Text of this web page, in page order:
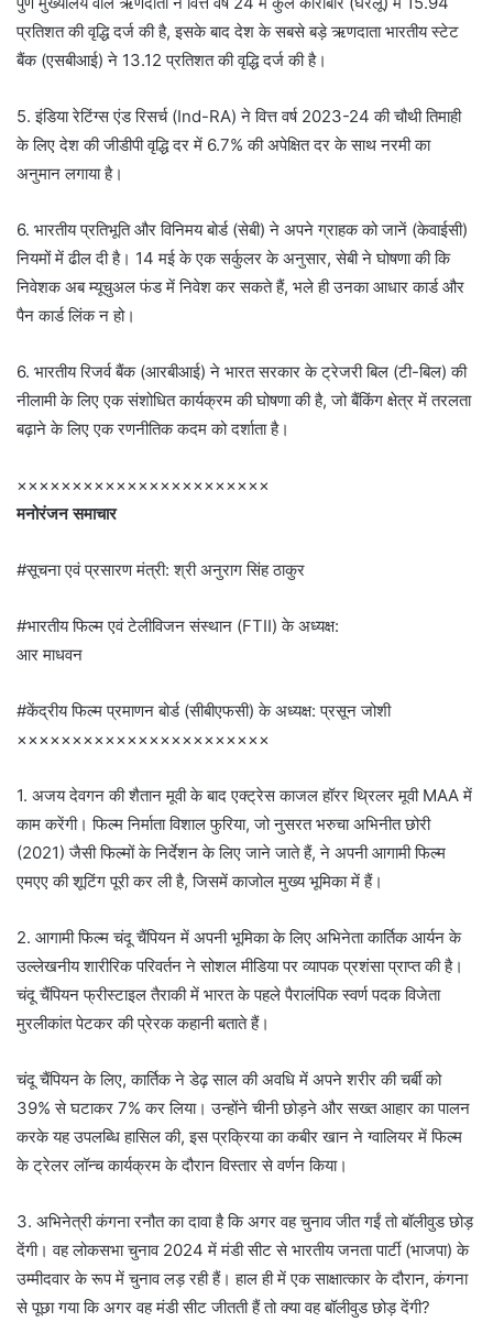
प्रतिशत की वृद्धि दर्ज की है, इसके बाद देश के सबसे बड़े ऋणदाता भारतीय स्टेट
बैंक (एसबीआई) ने 13.12 प्रतिशत की वृद्धि दर्ज की है।
5. इंडिया रेटिंग्स एंड रिसर्च (Ind-RA) ने वित्त वर्ष 2023-24 की चौथी तिमाही
के लिए देश की जीडीपी वृद्धि दर में 6.7% की अपेक्षित दर के साथ नरमी का
अनुमान लगाया है।
6. भारतीय प्रतिभूति और विनिमय बोर्ड (सेबी) ने अपने ग्राहक को जानें (केवाईसी)
नियमों में ढील दी है। 14 मई के एक सर्कुलर के अनुसार, सेबी ने घोषणा की कि
निवेशक अब म्यूचुअल फंड में निवेश कर सकते हैं, भले ही उनका आधार कार्ड और
पैन कार्ड लिंक न हो।
6. भारतीय रिजर्व बैंक (आरबीआई) ने भारत सरकार के ट्रेजरी बिल (टी-बिल) की
नीलामी के लिए एक संशोधित कार्यक्रम की घोषणा की है, जो बैंकिंग क्षेत्र में तरलता
बढ़ाने के लिए एक रणनीतिक कदम को दर्शाता है।
×××××××××××××××××××××××
मनोरंजन समाचार
#सूचना एवं प्रसारण मंत्री: श्री अनुराग सिंह ठाकुर
#भारतीय फिल्म एवं टेलीविजन संस्थान (FTII) के अध्यक्ष:
आर माधवन
#केंद्रीय फिल्म प्रमाणन बोर्ड (सीबीएफसी) के अध्यक्ष: प्रसून जोशी
×××××××××××××××××××××××
1. अजय देवगन की शैतान मूवी के बाद एक्ट्रेस काजल हॉरर थ्रिलर मूवी MAA में
काम करेंगी। फिल्म निर्माता विशाल फुरिया, जो नुसरत भरुचा अभिनीत छोरी
(2021) जैसी फिल्मों के निर्देशन के लिए जाने जाते हैं, ने अपनी आगामी फिल्म
एमएए की शूटिंग पूरी कर ली है, जिसमें काजोल मुख्य भूमिका में हैं।
2. आगामी फिल्म चंदू चैंपियन में अपनी भूमिका के लिए अभिनेता कार्तिक आर्यन के
उल्लेखनीय शारीरिक परिवर्तन ने सोशल मीडिया पर व्यापक प्रशंसा प्राप्त की है।
चंदू चैंपियन फ्रीस्टाइल तैराकी में भारत के पहले पैरालंपिक स्वर्ण पदक विजेता
मुरलीकांत पेटकर की प्रेरक कहानी बताते हैं।
चंदू चैंपियन के लिए, कार्तिक ने डेढ़ साल की अवधि में अपने शरीर की चर्बी को
39% से घटाकर 7% कर लिया। उन्होंने चीनी छोड़ने और सख्त आहार का पालन
करके यह उपलब्धि हासिल की, इस प्रक्रिया का कबीर खान ने ग्वालियर में फिल्म
के ट्रेलर लॉन्च कार्यक्रम के दौरान विस्तार से वर्णन किया।
3. अभिनेत्री कंगना रनौत का दावा है कि अगर वह चुनाव जीत गईं तो बॉलीवुड छोड़
देंगी। वह लोकसभा चुनाव 2024 में मंडी सीट से भारतीय जनता पार्टी (भाजपा) के
उम्मीदवार के रूप में चुनाव लड़ रही हैं। हाल ही में एक साक्षात्कार के दौरान, कंगना
से पूछा गया कि अगर वह मंडी सीट जीतती हैं तो क्या वह बॉलीवुड छोड़ देंगी?